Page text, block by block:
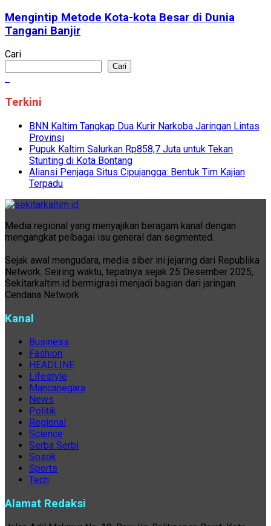
Mengintip Metode Kota-kota Besar di Dunia
Tangani Banjir
Cari
Cari
Terkini
BNN Kaltim Tangkap Dua Kurir Narkoba Jaringan Lintas
Provinsi
Pupuk Kaltim Salurkan Rp858,7 Juta untuk Tekan
Stunting di Kota Bontang
Aliansi Penjaga Situs Cipujangga: Bentuk Tim Kajian
Terpadu
Media regional yang menyajikan beragam kanal dengan
mengangkat pelbagai isu general dan segmented.
Sejak awal mengudara, media siber ini jejaring dari Republika
Network. Seiring waktu, tepatnya sejak 25 Desember 2025,
Sekitarkaltim.id bermigrasi menjadi bagian dari jaringan
Cendana Network.
Kanal
Business
Fashion
HEADLINE
Lifestyle
Mancanegara
News
Politik
Regional
Science
Serba Serbi
Sosok
Sports
Tech
Alamat Redaksi